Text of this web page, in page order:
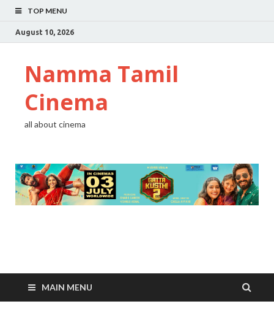
TOP MENU
August 10, 2026
Namma Tamil
Cinema
all about cinema
MAIN MENU